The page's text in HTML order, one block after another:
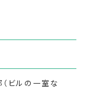
ビルの一室な